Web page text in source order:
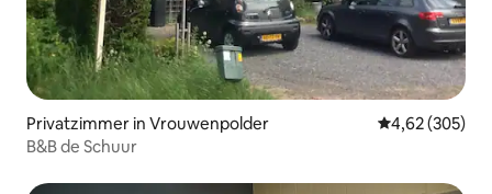
Privatzimmer in Vrouwenpolder
4,62 (305)
B&B de Schuur